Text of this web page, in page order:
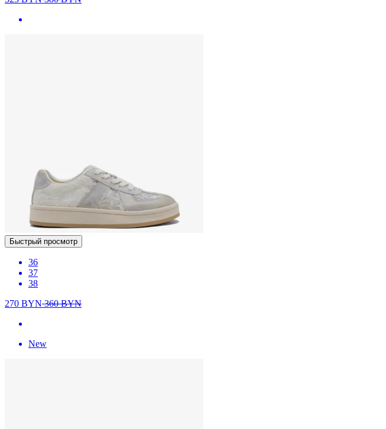
Быстрый просмотр
36
37
38
270 BYN360BYN
New